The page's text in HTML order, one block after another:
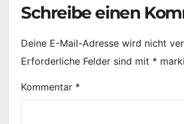
Schreibe einen
Deine E-Mail-Adresse wird nicht
Erforderliche Felder sind mit *
Kommentar *